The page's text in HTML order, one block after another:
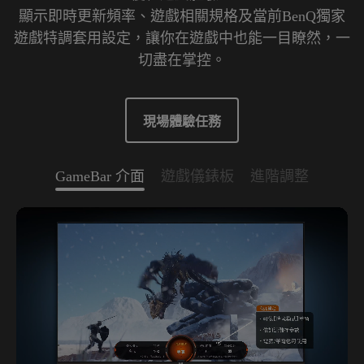
顯示即時更新頻率、遊戲相關規格及當前BenQ獨家
遊戲特調套用設定，讓你在遊戲中也能一目瞭然，一
切盡在掌控。
現場體驗任務
GameBar 介面 遊戲儀錶板 進階調整